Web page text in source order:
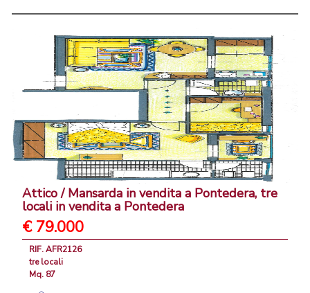
Attico / Mansarda in vendita a Pontedera, tre
locali in vendita a Pontedera
€ 79.000
RIF. AFR2126
tre locali
Mq. 87